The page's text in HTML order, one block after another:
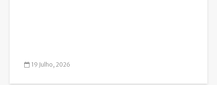
19 Julho, 2026